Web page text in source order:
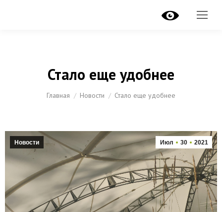
Стало еще удобнее
Вы здесь:
Главная Новости Стало еще удобнее
Июл 30 2021
Новости